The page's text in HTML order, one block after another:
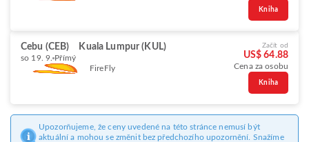
Kniha
Cebu (CEB) Kuala Lumpur (KUL)
so 19. 9. Přímý
FireFly
Začít od
US$ 64.88
Cena za osobu
Kniha
Upozorňujeme, že ceny uvedené na této stránce nemusí být
aktuální a mohou se změnit bez předchozího upozornění. Snažíme